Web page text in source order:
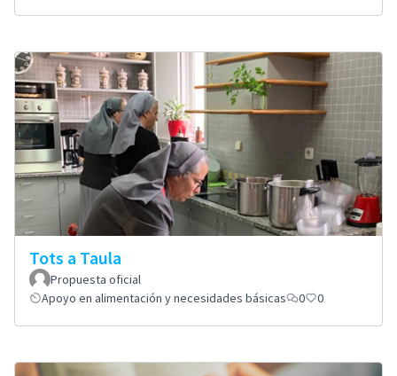
Tots a Taula
Propuesta oficial
Apoyo en alimentación y necesidades básicas
0 0